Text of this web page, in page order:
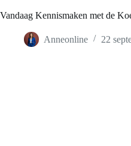
Vandaag Kennismaken met de
Anneonline 22